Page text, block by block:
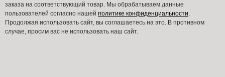
заказа на соответствующий товар. Мы обрабатываем данные
пользователей согласно нашей политике конфиденциальности.
Продолжая использовать сайт, вы соглашаетесь на это. В противном
случае, просим вас не использовать наш сайт.